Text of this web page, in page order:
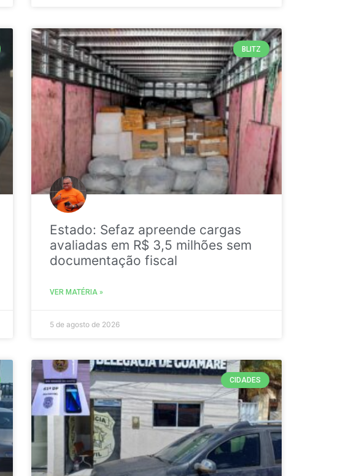
BLITZ
Estado: Sefaz apreende cargas
avaliadas em R$ 3,5 milhões sem
documentação fiscal
VER MATÉRIA »
5 de agosto de 2026
CIDADES